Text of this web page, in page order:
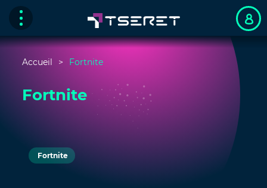
Accueil Fortnite
Fortnite
Fortnite